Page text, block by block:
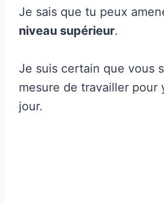
Je sais que tu peux
niveau supérieur.
Je suis certain que vous
mesure de travailler pour
jour.